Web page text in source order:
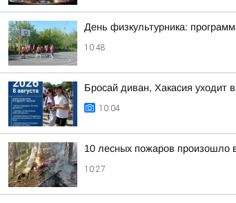
День физкультурника:
10:48
Бросай диван, Хакасия уходит
10:04
10 лесных пожаров произошло
10:27